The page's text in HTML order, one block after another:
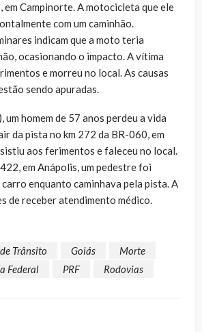
em Campinorte. A motocicleta que ele
com um caminhão.
indicam que a moto teria
ocasionando o impacto. A vítima
e morreu no local. As causas
sendo apuradas.
homem de 57 anos perdeu a vida
da pista no km 272 da BR-060, em
aos ferimentos e faleceu no local.
em Anápolis, um pedestre foi
enquanto caminhava pela pista. A
de receber atendimento médico.
Trânsito Goiás
Morte
Federal
PRF Rodovias